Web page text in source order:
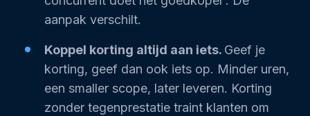
aanpak verschilt.
Koppel korting altijd aan iets. Geef je
korting, geef dan ook iets op. Minder uren,
een smaller scope, later leveren. Korting
zonder tegenprestatie traint klanten om